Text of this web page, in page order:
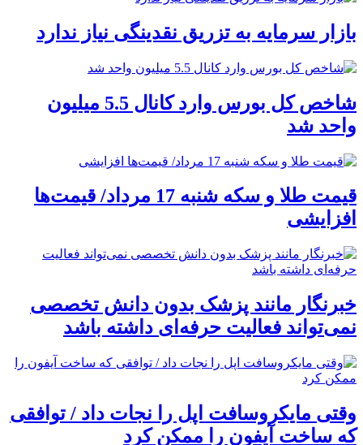
بازار سرمایه به تزریق نقدینگی نیاز ندارد
شاخص کل بورس وارد کانال 5.5 میلیون
واحد شد
قیمت طلا و سکه شنبه 17 مرداد/ قیمت‌ها
افزایشی
خبرنگار مانند پزشک بدون دانش تخصصی
نمی‌تواند فعالیت حرفه‌ای داشته باشد
وقتی مایکروسافت اپل را نجات داد / توافقی
که ساخت آیفون را ممکن کرد